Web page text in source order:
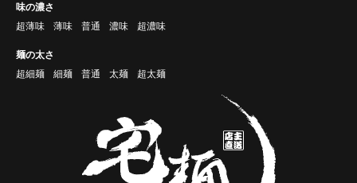
味の濃さ
超薄味
薄味 普通 濃味 超濃味
麺の太さ
超細麺
細麺 普通 太麺 超太麺